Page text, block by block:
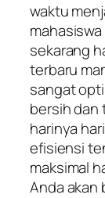
waktu
sekarang
terbaru
sangat
bersih dan
harinya
efisiensi
maksimal
Anda akan